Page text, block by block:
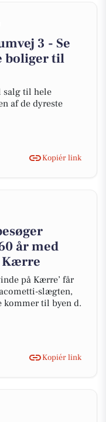
3 - Se
boliger til
salg til hele
af de dyreste
Kopiér link
år med
Kærre
på Kærre’ får
slægten,
til byen d.
Kopiér link